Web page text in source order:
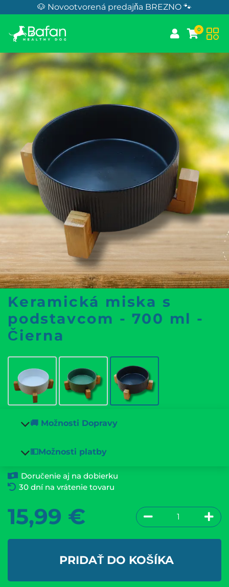
Skip to Content🐶 Novootvorená predajňa BREZNO 🐾
0
Keramická miska s
podstavcom - 700 ml -
Čierna
🚚 Možnosti Dopravy
💵Možnosti platby
Doručenie aj na dobierku
30 dní na vrátenie tovaru
15,99 €
PRIDAŤ DO KOŠÍKA